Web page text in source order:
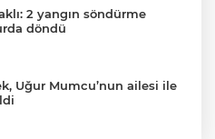
2 yangın söndürme
döndü
Uğur Mumcu’nun ailesi ile